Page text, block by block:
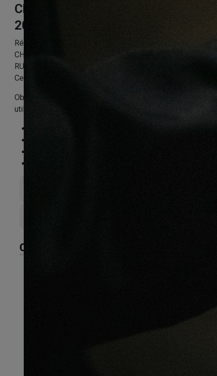
Chêne miel
200X20X400mm
Référence:
CHENE MASSIF HUILE MIEL PURE
RUSTIQUE/MARKANT/NATURE 200X20X400-1100mm
Certifié FSC 100 %
Obligatoire : Application d’huile-cire dès la 1ère
utilisation
CARACTÉRISTIQUES